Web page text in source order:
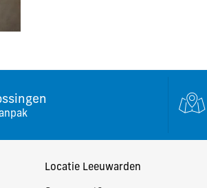
Locatie Leeuwarden